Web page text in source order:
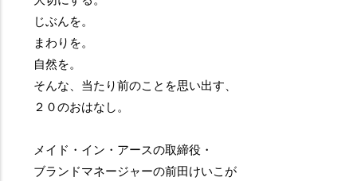
じぶんを。
まわりを。
自然を。
そんな、当たり前のことを思い出す、
２０のおはなし。
メイド・イン・アースの取締役・
ブランドマネージャーの前田けいこが